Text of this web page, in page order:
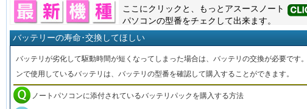
ここにクリックと、もっと アスース ノート
パソコンの型番をチェクして出来ます。
バッテリーの寿命･交換してほしい
バッテリが劣化して駆動時間が短くなってしまった場合は、バッテリの交換が必要です
ンで使用しているバッテリは、バッテリの型番を確認して購入することができます。
ノートパソコンに添付されているバッテリパックを購入する方法